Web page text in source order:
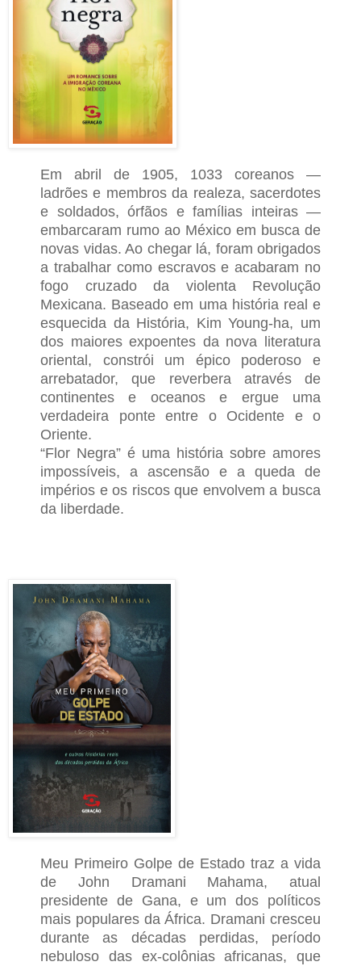
Em abril de 1905, 1033 coreanos —
ladrões e membros da realeza, sacerdotes
e soldados, órfãos e famílias inteiras —
embarcaram rumo ao México em busca de
novas vidas. Ao chegar lá, foram obrigados
a trabalhar como escravos e acabaram no
fogo cruzado da violenta Revolução
Mexicana. Baseado em uma história real e
esquecida da História, Kim Young-ha, um
dos maiores expoentes da nova literatura
oriental, constrói um épico poderoso e
arrebatador, que reverbera através de
continentes e oceanos e ergue uma
verdadeira ponte entre o Ocidente e o
Oriente.
“Flor Negra” é uma história sobre amores
impossíveis, a ascensão e a queda de
impérios e os riscos que envolvem a busca
da liberdade.
Meu Primeiro Golpe de Estado traz a vida
de John Dramani Mahama, atual
presidente de Gana, e um dos políticos
mais populares da África. Dramani cresceu
durante as décadas perdidas, período
nebuloso das ex-colônias africanas, que